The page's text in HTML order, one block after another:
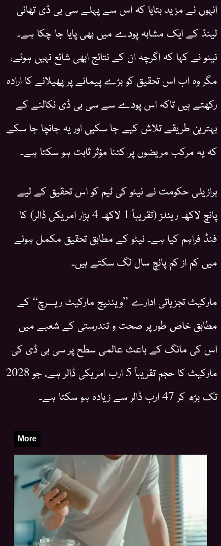
انہوں نے مزید بتایا کہ اس سے پہلے سی بی ڈی تھائی
لینڈ کے ایک مشابہ پودے میں بھی پایا جا چکا ہے۔
نیٹو نے کہا کہ اگرچہ ان کے نتائج ابھی شائع نہیں ہوئے،
مگر وہ اب اس تحقیق کو بڑے پیمانے پر پھیلانے کا ارادہ
رکھتے ہیں تاکہ اس پودے سے سی بی ڈی نکالنے کے
بہترین طریقے تلاش کیے جا سکیں اور یہ جانچا جا سکے
کہ یہ مرکب مریضوں پر کتنا مؤثر ثابت ہو سکتا ہے۔
برازیلی حکومت نے نیٹو کی ٹیم کو اس تحقیق کے لیے
پانچ لاکھ ریئلز (تقریباً 1 لاکھ 4 ہزار امریکی ڈالر) کا
فنڈ فراہم کیا ہے۔ نیٹو کے مطابق تحقیق مکمل ہونے
میں کم از کم پانچ سال لگ سکتے ہیں۔
مارکیٹ تجزیاتی ادارے ”وینٹیج مارکیٹ ریسرچ“ کے
مطابق خاص طور پر صحت و تندرستی کے شعبے میں
اس کی مانگ کے باعث عالمی سطح پر سی بی ڈی کی
مارکیٹ کا حجم تقریباً 5 ارب امریکی ڈالر ہے، جو 2028
تک بڑھ کر 47 ارب ڈالر سے زیادہ ہو سکتا ہے۔
More